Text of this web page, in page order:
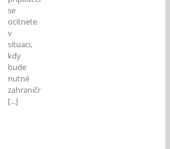
se
ocitnete
v
situaci,
kdy
bude
nutné
zahraničním
[...]